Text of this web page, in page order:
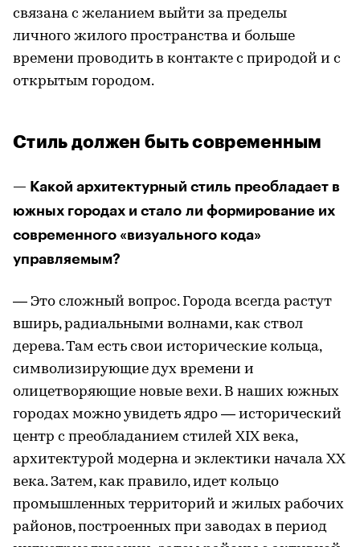
связана с желанием выйти за пределы
личного жилого пространства и больше
времени проводить в контакте с природой и с
открытым городом.
Стиль должен быть современным
— Какой архитектурный стиль преобладает в
южных городах и стало ли формирование их
современного «визуального кода»
управляемым?
— Это сложный вопрос. Города всегда растут
вширь, радиальными волнами, как ствол
дерева. Там есть свои исторические кольца,
символизирующие дух времени и
олицетворяющие новые вехи. В наших южных
городах можно увидеть ядро — исторический
центр с преобладанием стилей ХIХ века,
архитектурой модерна и эклектики начала ХХ
века. Затем, как правило, идет кольцо
промышленных территорий и жилых рабочих
районов, построенных при заводах в период